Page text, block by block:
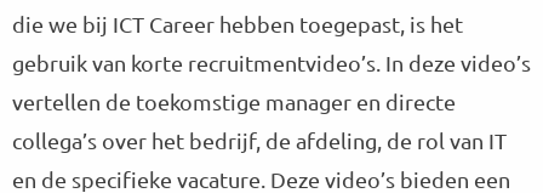
die we bij ICT Career hebben toegepast, is het
gebruik van korte recruitmentvideo’s. In deze video’s
vertellen de toekomstige manager en directe
collega’s over het bedrijf, de afdeling, de rol van IT
en de specifieke vacature. Deze video’s bieden een